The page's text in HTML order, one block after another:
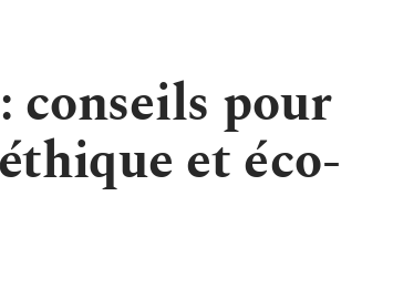
conseils pour
et éco-